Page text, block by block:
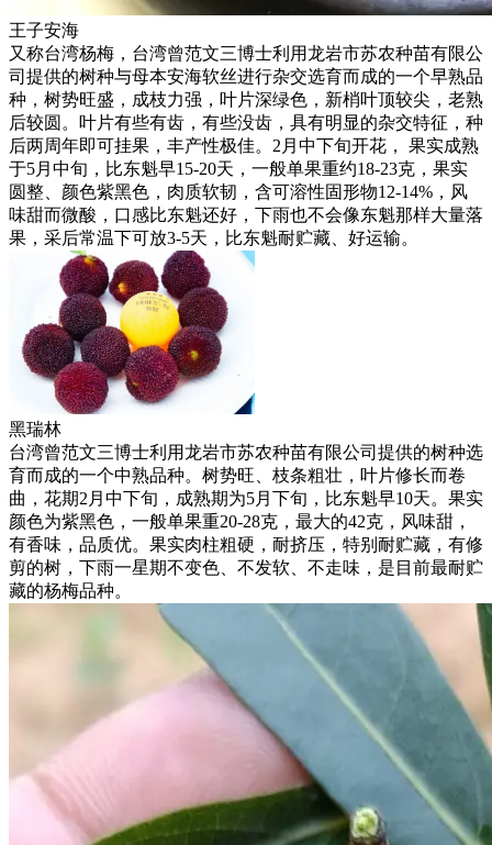
王子安海
又称台湾杨梅，台湾曾范文三博士利用龙岩市苏农种苗有限公
司提供的树种与母本安海软丝进行杂交选育而成的一个早熟品
种，树势旺盛，成枝力强，叶片深绿色，新梢叶顶较尖，老熟
后较圆。叶片有些有齿，有些没齿，具有明显的杂交特征，种
后两周年即可挂果，丰产性极佳。2月中下旬开花， 果实成熟
于5月中旬，比东魁早15-20天，一般单果重约18-23克，果实
圆整、颜色紫黑色，肉质软韧，含可溶性固形物12-14%，风
味甜而微酸，口感比东魁还好，下雨也不会像东魁那样大量落
果，采后常温下可放3-5天，比东魁耐贮藏、好运输。
黑瑞林
台湾曾范文三博士利用龙岩市苏农种苗有限公司提供的树种选
育而成的一个中熟品种。树势旺、枝条粗壮，叶片修长而卷
曲，花期2月中下旬，成熟期为5月下旬，比东魁早10天。果实
颜色为紫黑色，一般单果重20-28克，最大的42克，风味甜，
有香味，品质优。果实肉柱粗硬，耐挤压，特别耐贮藏，有修
剪的树，下雨一星期不变色、不发软、不走味，是目前最耐贮
藏的杨梅品种。